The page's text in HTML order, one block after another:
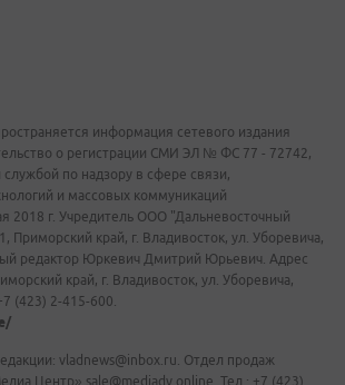
информация сетевого издания
о регистрации СМИ ЭЛ № ФС 77 - 72742,
по надзору в сфере связи,
и массовых коммуникаций
2018 г. Учредитель ООО "Дальневосточный
Приморский край, г. Владивосток, ул. Уборевича,
редактор Юркевич Дмитрий Юрьевич. Адрес
край, г. Владивосток, ул. Уборевича,
(423) 2-415-600.
vladnews@inbox.ru. Отдел продаж
Центр» sale@mediadv.online. Тел.: +7 (423)